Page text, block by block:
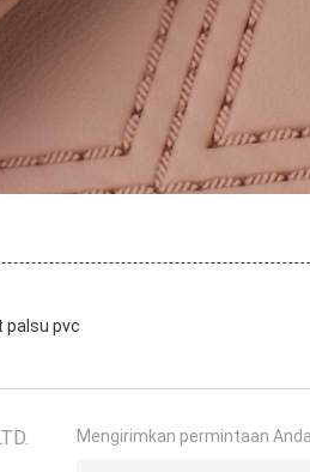
palsu pvc
Mengirimkan permintaan